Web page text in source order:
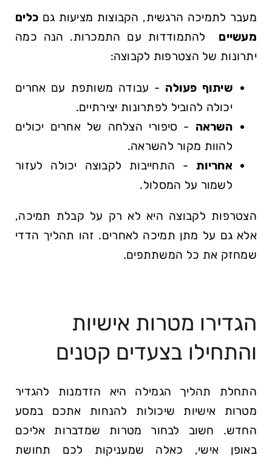
מעבר‍ לתמיכה‍ הרגשית, הקבוצות מציעות גם כלים
מעשיים ‌ להתמודדות⁢ עם התמכרות. הנה כמה‍
יתרונות של הצטרפות‍ לקבוצה:
שיתוף פעולה - עבודה משותפת עם אחרים​
יכולה להוביל לפתרונות⁤ יצירתיים.
השראה - סיפורי הצלחה⁤ של אחרים יכולים
להוות מקור להשראה.
אחריות- התחייבות‌ לקבוצה יכולה ‍לעזור
לשמור על המסלול.
הצטרפות לקבוצה היא לא רק על קבלת ​תמיכה,
אלא גם ⁣על​ מתן תמיכה לאחרים. זהו תהליך הדדי
שמחזק​ את⁤ כל​ המשתתפים.
הגדירו מטרות אישיות
והתחילו בצעדים קטנים
התחלת תהליך הגמילה היא הזדמנות להגדיר
מטרות אישיות שיכולות להנחות אתכם במסע
החדש. חשוב לבחור מטרות שמדברות אליכם
באופן אישי, כאלה שמעניקות‌ לכם תחושת